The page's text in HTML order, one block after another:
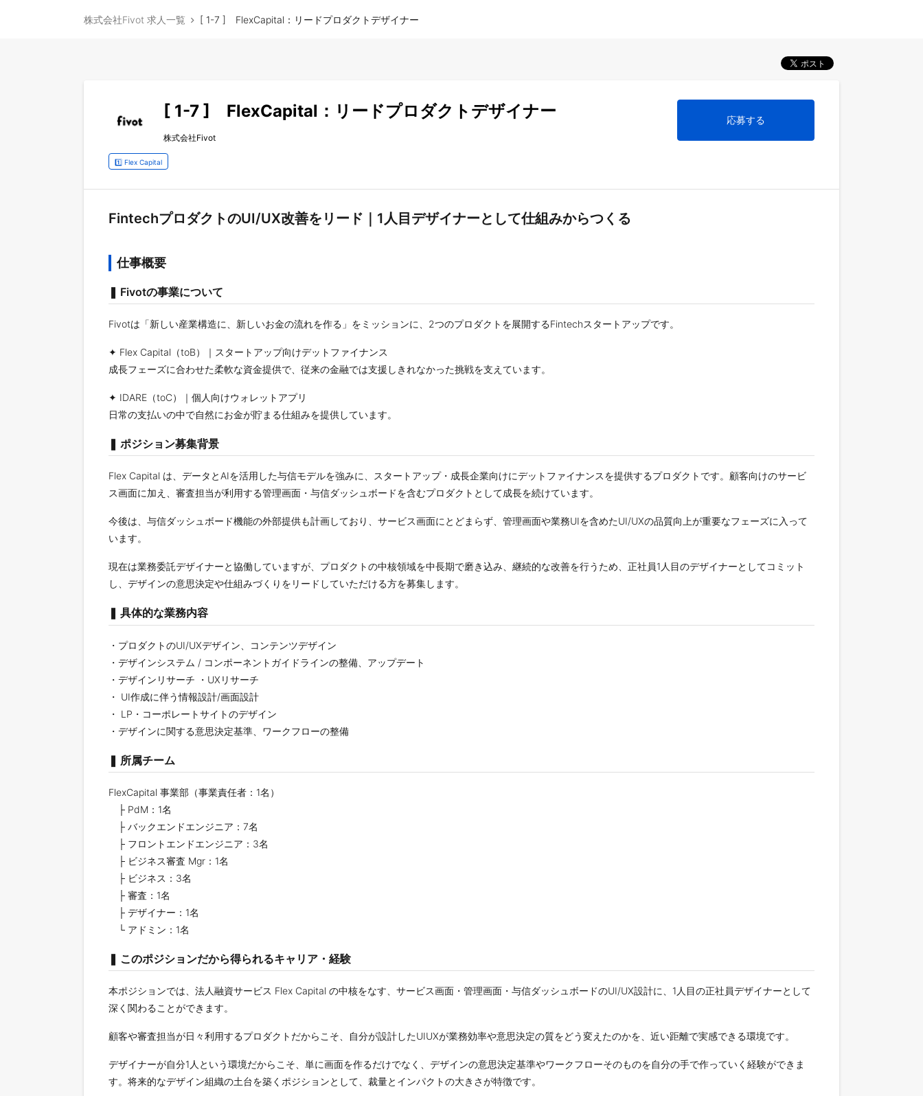
株式会社Fivot 求人一覧 [ 1-7 ] FlexCapital：リードプロダクトデザイナー
[ 1-7 ] FlexCapital：リードプロダクトデザイナー
株式会社Fivot
応募する
1️⃣ Flex Capital
FintechプロダクトのUI/UX改善をリード｜1人目デザイナーとして仕組みからつくる
仕事概要
❚ Fivotの事業について
Fivotは「新しい産業構造に、新しいお金の流れを作る」をミッションに、2つのプロダクトを展開するFintechスタートアップです。
✦ Flex Capital（toB）｜スタートアップ向けデットファイナンス
成長フェーズに合わせた柔軟な資金提供で、従来の金融では支援しきれなかった挑戦を支えています。
✦ IDARE（toC）｜個人向けウォレットアプリ
日常の支払いの中で自然にお金が貯まる仕組みを提供しています。
❚ ポジション募集背景
Flex Capital は、データとAIを活用した与信モデルを強みに、スタートアップ・成長企業向けにデットファイナンスを提供するプロダクトです。顧客向けのサービ
ス画面に加え、審査担当が利用する管理画面・与信ダッシュボードを含むプロダクトとして成長を続けています。
今後は、与信ダッシュボード機能の外部提供も計画しており、サービス画面にとどまらず、管理画面や業務UIを含めたUI/UXの品質向上が重要なフェーズに入って
います。
現在は業務委託デザイナーと協働していますが、プロダクトの中核領域を中長期で磨き込み、継続的な改善を行うため、正社員1人目のデザイナーとしてコミット
し、デザインの意思決定や仕組みづくりをリードしていただける方を募集します。
❚ 具体的な業務内容
・プロダクトのUI/UXデザイン、コンテンツデザイン
・デザインシステム / コンポーネントガイドラインの整備、アップデート
・デザインリサーチ ・UXリサーチ
・ UI作成に伴う情報設計/画面設計
・ LP・コーポレートサイトのデザイン
・デザインに関する意思決定基準、ワークフローの整備
❚ 所属チーム
FlexCapital 事業部（事業責任者：1名）
├ PdM：1名
├ バックエンドエンジニア：7名
├ フロントエンドエンジニア：3名
├ ビジネス審査 Mgr：1名
├ ビジネス：3名
├ 審査：1名
├ デザイナー：1名
└ アドミン：1名
❚ このポジションだから得られるキャリア・経験
本ポジションでは、法人融資サービス Flex Capital の中核をなす、サービス画面・管理画面・与信ダッシュボードのUI/UX設計に、1人目の正社員デザイナーとして
深く関わることができます。
顧客や審査担当が日々利用するプロダクトだからこそ、自分が設計したUIUXが業務効率や意思決定の質をどう変えたのかを、近い距離で実感できる環境です。
デザイナーが自分1人という環境だからこそ、単に画面を作るだけでなく、デザインの意思決定基準やワークフローそのものを自分の手で作っていく経験ができま
す。将来的なデザイン組織の土台を築くポジションとして、裁量とインパクトの大きさが特徴です。